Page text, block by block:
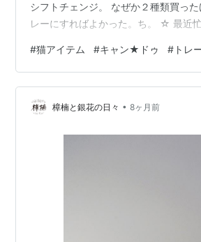
シフトチェンジ。 なぜか２種類買っ
レーにすればよかった。ち。 ☆ 最近
ーブクロック ハンドメイド 日本製 猫
築祝 結婚祝 開店祝 引越し祝 プレゼ
レ 猫柄 猫雑貨 雑貨 猫グッズ ねこ ネ
COLLECTION ティーズコレクション
#猫アイテム #キャン★ドゥ # トレ
樟楠と銀花の日々 • 8ヶ月前